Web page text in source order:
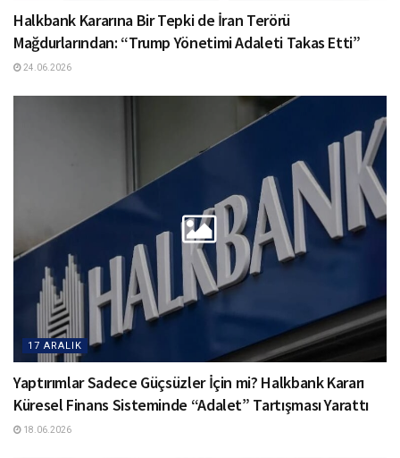
Halkbank Kararına Bir Tepki de İran Terörü
Mağdurlarından: “Trump Yönetimi Adaleti Takas Etti”
24.06.2026
17 ARALIK
Yaptırımlar Sadece Güçsüzler İçin mi? Halkbank Kararı
Küresel Finans Sisteminde “Adalet” Tartışması Yarattı
18.06.2026